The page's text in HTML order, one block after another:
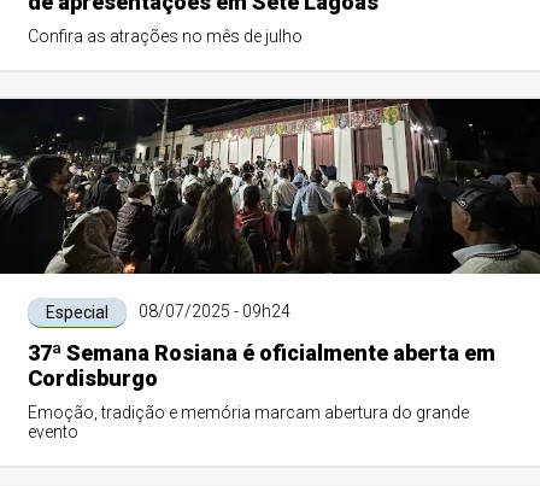
Confira as atrações no mês de julho
Especial 08/07/2025 - 09h24
37ª Semana Rosiana é oficialmente aberta em
Cordisburgo
Emoção, tradição e memória marcam abertura do grande
evento